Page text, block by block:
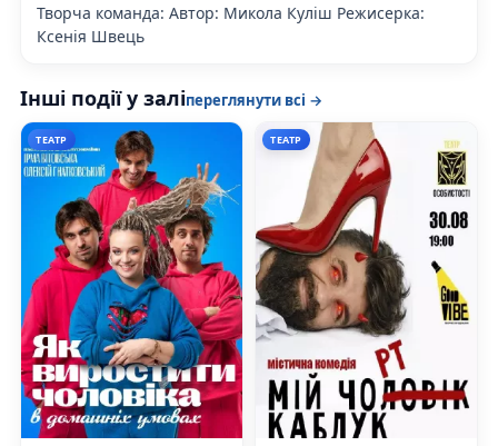
Творча команда: Автор: Микола Куліш Режисерка:
Ксенія Швець
Інші події у заліпереглянути всі →
ТЕАТР ТЕАТР